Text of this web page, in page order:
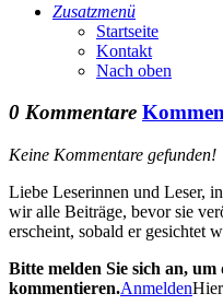
Zusatzmenü
Startseite
Kontakt
Nach oben
0 Kommentare
Keine Kommentare gefunden!
Liebe Leserinnen und Leser,
wir alle Beiträge, bevor sie
erscheint, sobald er gesichtet
Bitte melden Sie sich an, um
kommentieren.Anmelden